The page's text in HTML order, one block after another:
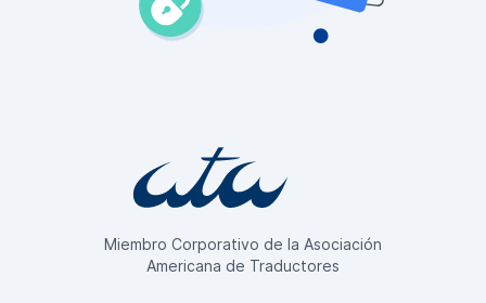
Miembro Corporativo de la Asociación
Americana de Traductores